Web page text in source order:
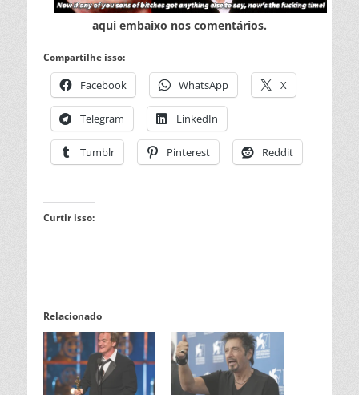
aqui embaixo nos comentários.
Compartilhe isso:
Facebook WhatsApp X
Telegram LinkedIn
Tumblr Pinterest Reddit
Curtir isso:
Relacionado